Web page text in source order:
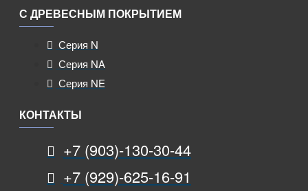
С ДРЕВЕСНЫМ ПОКРЫТИЕМ
Серия N
Серия NA
Серия NE
КОНТАКТЫ
+7 (903)-130-30-44
+7 (929)-625-16-91